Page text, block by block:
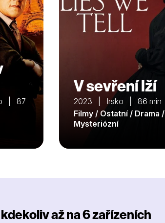
| 87
V sevření lží
2023 | Irsko | 86 min
Filmy / Ostatní / Drama /
Mysteriózní
až na 6 zařízeních